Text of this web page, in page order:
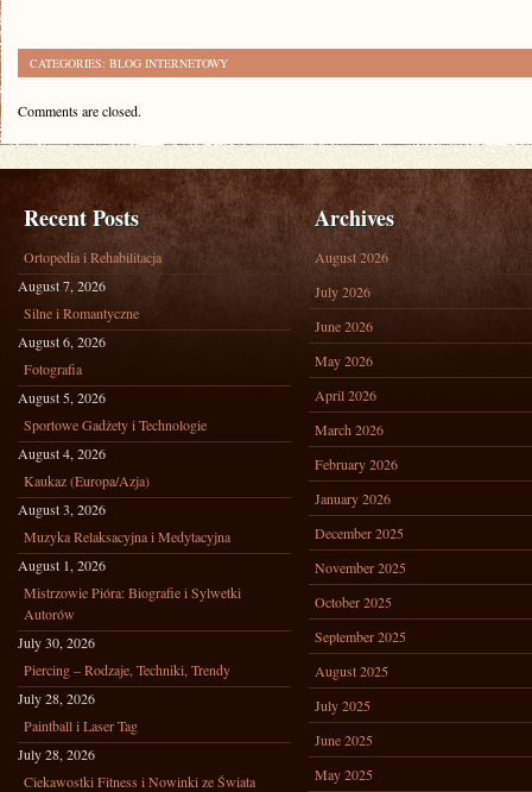
CATEGORIES: BLOG INTERNETOWY
Comments are closed.
Recent Posts
Ortopedia i Rehabilitacja
August 7, 2026
Silne i Romantyczne
August 6, 2026
Fotografia
August 5, 2026
Sportowe Gadżety i Technologie
August 4, 2026
Kaukaz (Europa/Azja)
August 3, 2026
Muzyka Relaksacyjna i Medytacyjna
August 1, 2026
Mistrzowie Pióra: Biografie i Sylwetki
Autorów
July 30, 2026
Piercing – Rodzaje, Techniki, Trendy
July 28, 2026
Paintball i Laser Tag
July 28, 2026
Ciekawostki Fitness i Nowinki ze Świata
Archives
August 2026
July 2026
June 2026
May 2026
April 2026
March 2026
February 2026
January 2026
December 2025
November 2025
October 2025
September 2025
August 2025
July 2025
June 2025
May 2025